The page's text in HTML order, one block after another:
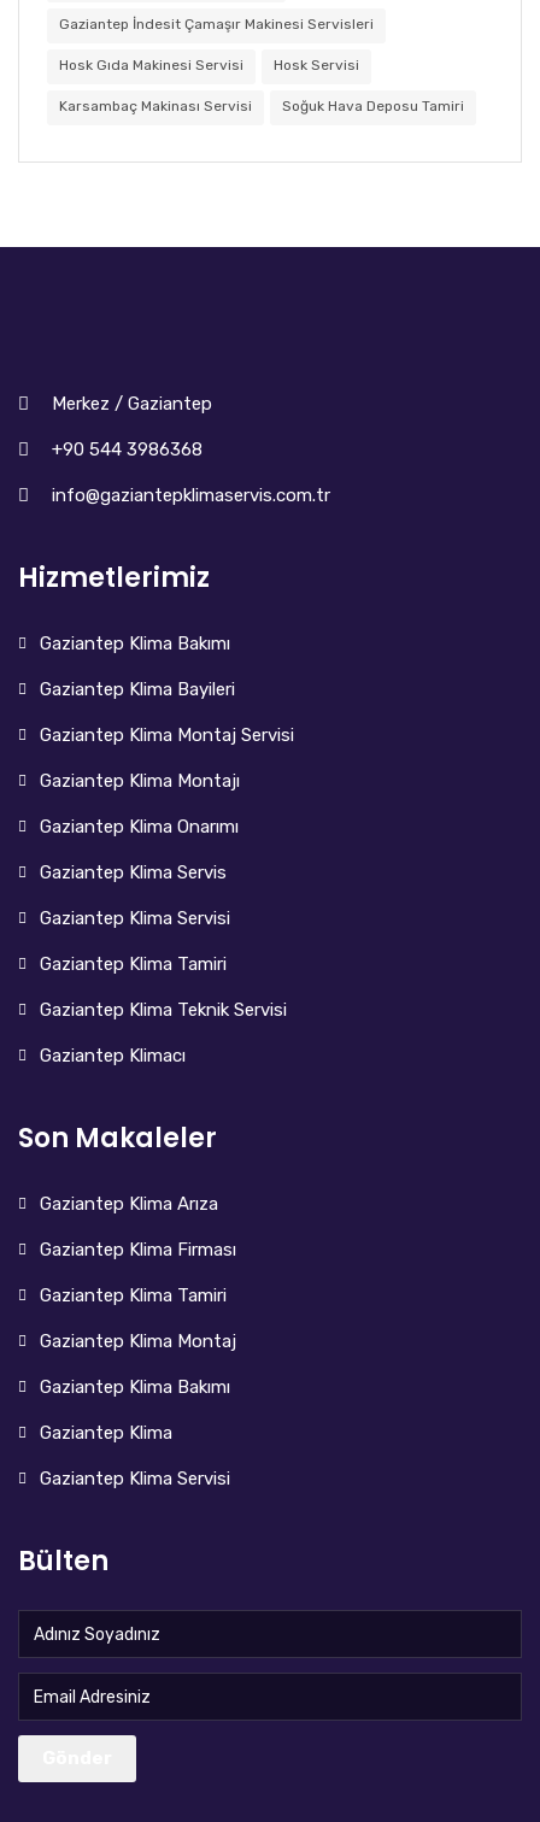
Gaziantep İndesit Çamaşır Makinesi Servisleri
Hosk Gıda Makinesi Servisi Hosk Servisi
Karsambaç Makinası Servisi Soğuk Hava Deposu Tamiri
Merkez / Gaziantep
+90 544 3986368
info@gaziantepklimaservis.com.tr
Hizmetlerimiz
Gaziantep Klima Bakımı
Gaziantep Klima Bayileri
Gaziantep Klima Montaj Servisi
Gaziantep Klima Montajı
Gaziantep Klima Onarımı
Gaziantep Klima Servis
Gaziantep Klima Servisi
Gaziantep Klima Tamiri
Gaziantep Klima Teknik Servisi
Gaziantep Klimacı
Son Makaleler
Gaziantep Klima Arıza
Gaziantep Klima Firması
Gaziantep Klima Tamiri
Gaziantep Klima Montaj
Gaziantep Klima Bakımı
Gaziantep Klima
Gaziantep Klima Servisi
Bülten